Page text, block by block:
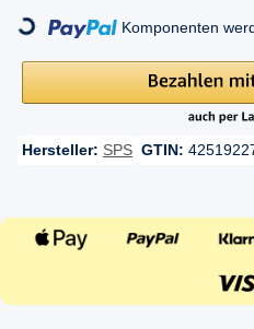
Komponenten
Hersteller: SPS GTIN: